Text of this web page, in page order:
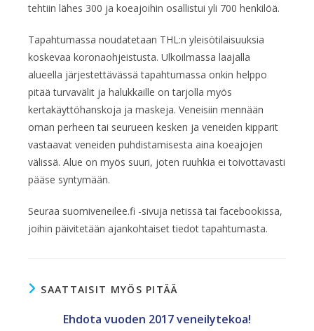
tehtiin lähes 300 ja koeajoihin osallistui yli 700 henkilöä.
Tapahtumassa noudatetaan THL:n yleisötilaisuuksia
koskevaa koronaohjeistusta. Ulkoilmassa laajalla
alueella järjestettävässä tapahtumassa onkin helppo
pitää turvavälit ja halukkaille on tarjolla myös
kertakäyttöhanskoja ja maskeja. Veneisiin mennään
oman perheen tai seurueen kesken ja veneiden kipparit
vastaavat veneiden puhdistamisesta aina koeajojen
välissä. Alue on myös suuri, joten ruuhkia ei toivottavasti
pääse syntymään.
Seuraa suomiveneilee.fi -sivuja netissä tai facebookissa,
joihin päivitetään ajankohtaiset tiedot tapahtumasta.
SAATTAISIT MYÖS PITÄÄ
Ehdota vuoden 2017 veneilytekoa!